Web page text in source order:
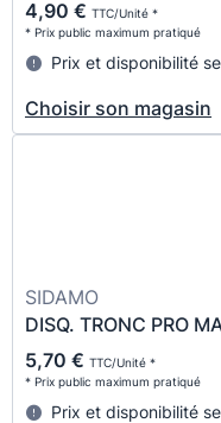
4,90 € TTC/Unité *
* Prix public maximum pratiqué
Prix et disponibilité
Choisir son magasin
SIDAMO
DISQ. TRONC PRO
5,70 € TTC/Unité *
* Prix public maximum pratiqué
Prix et disponibilité